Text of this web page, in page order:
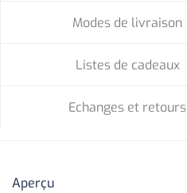
Modes de livraison
Listes de cadeaux
Echanges et retours
Aperçu